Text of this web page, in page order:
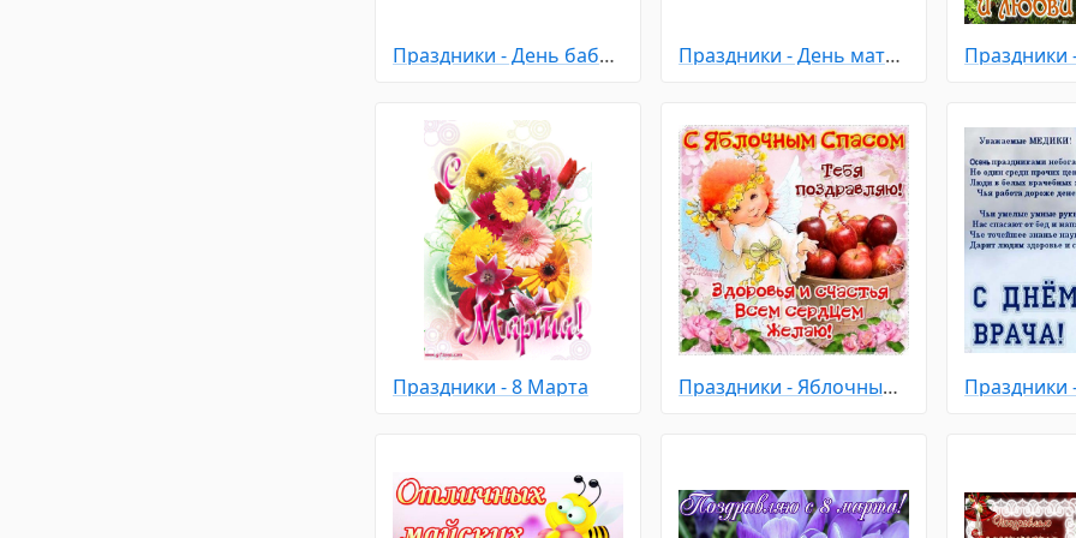
Праздники - День бабушек и дедушек Праздники - День матери
Праздники - 8 Марта Праздники - Яблочный Спас Праздники